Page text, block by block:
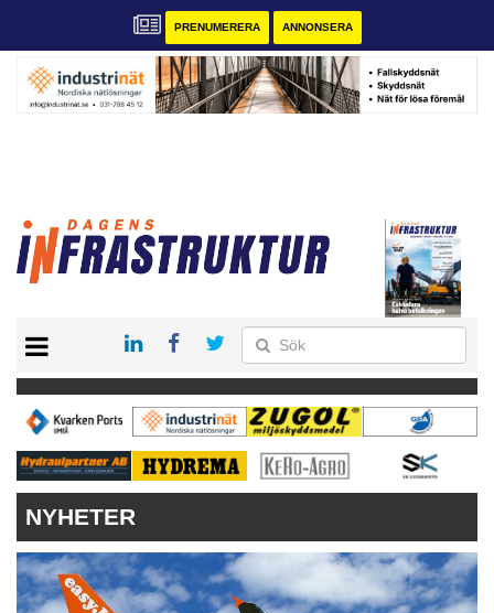
PRENUMERERA ANNONSERA
KONTAKT
VÅRA ANDRA MAGASIN
PRENUMERERA
ANNONSERA
NYHETER